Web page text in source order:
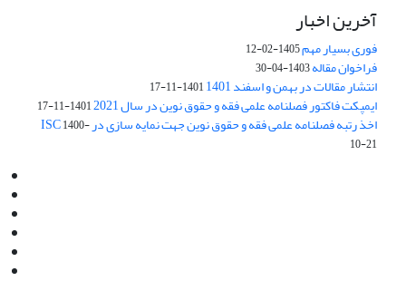
آخرین اخبار
فوری بسیار مهم1405-02-12
فراخوان مقاله1403-04-30
انتشار مقالات در بهمن و اسفند 1401 1401-11-17
ایمپکت فاکتور فصلنامه علمی فقه و حقوق نوین در سال 2021 1401-11-17
اخذ رتبه فصلنامه علمی فقه و حقوق نوین جهت نمایه سازی در ISC1400-
10-21